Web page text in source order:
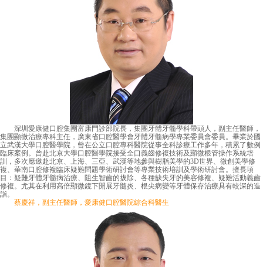
深圳愛康健口腔集團富康門診部院長，集團牙體牙髓學科帶頭人，副主任醫師，
集團顯微治療專科主任，廣東省口腔醫學會牙體牙髓病學專業委員會委員。畢業於國
立武漢大學口腔醫學院，曾在公立口腔專科醫院從事全科診療工作多年，積累了數例
臨床案例。曾赴北京大學口腔醫學院接受全口義齒修複技術及顯微根管操作系統培
訓，多次應邀赴北京、上海、三亞、武漢等地參與樹脂美學的3D世界、微創美學修
複、華南口腔修複臨床疑難問題學術研討會等專業技術培訓及學術研討會。擅長項
目：疑難牙體牙髓病治療、阻生智齒的拔除、各種缺失牙的美容修複、疑難活動義齒
修複。尤其在利用高倍顯微鏡下開展牙髓炎、根尖病變等牙體保存治療具有較深的造
詣。
蔡慶祥，副主任醫師，愛康健口腔醫院綜合科醫生